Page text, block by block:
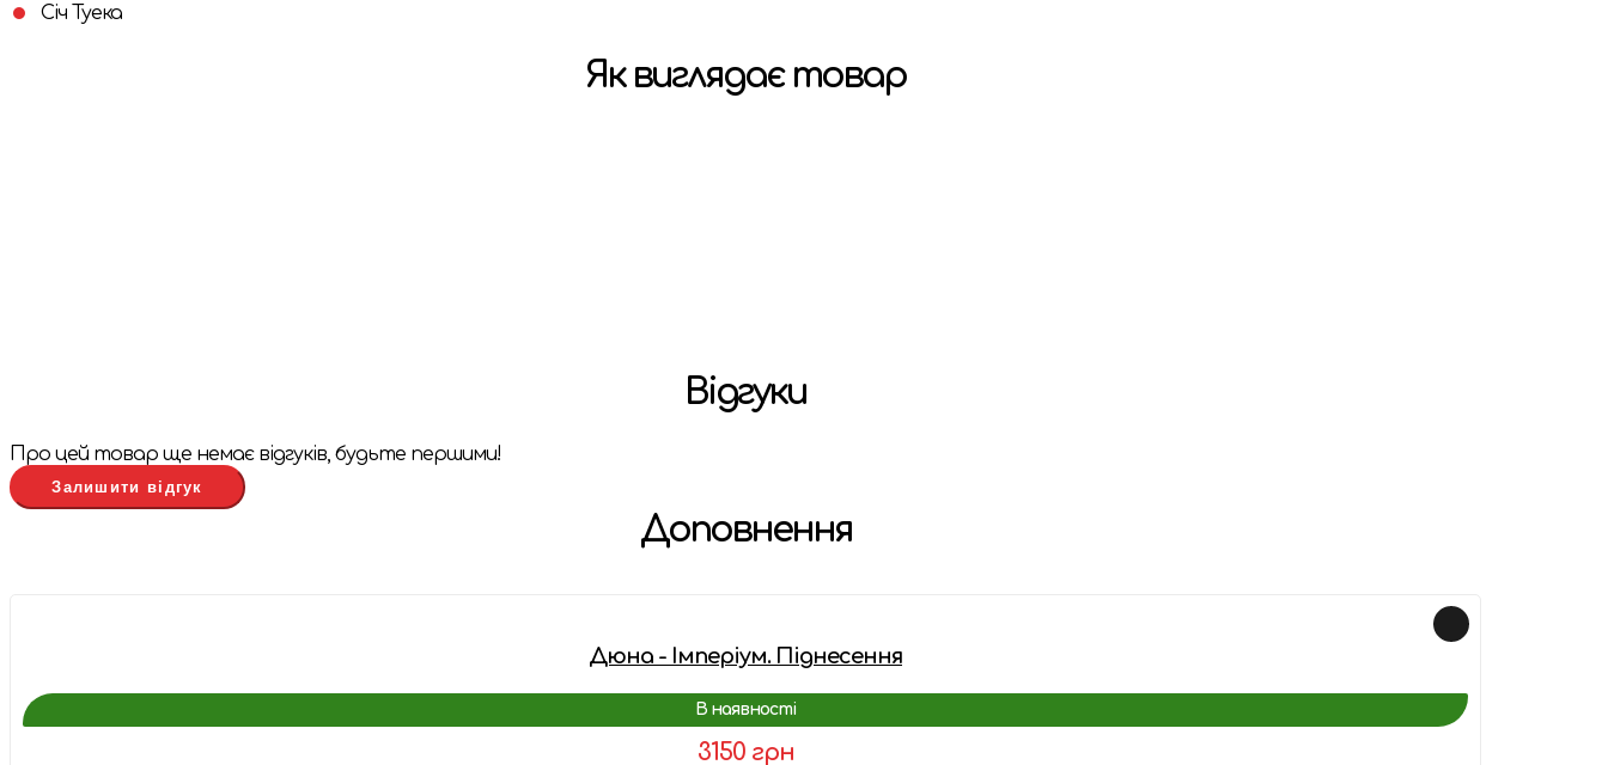
Січ Туека
Як виглядає товар
Відгуки
Про цей товар ще немає відгуків, будьте першими!
Залишити відгук
Доповнення
Дюна - Імперіум. Піднесення
В наявності
3150 грн